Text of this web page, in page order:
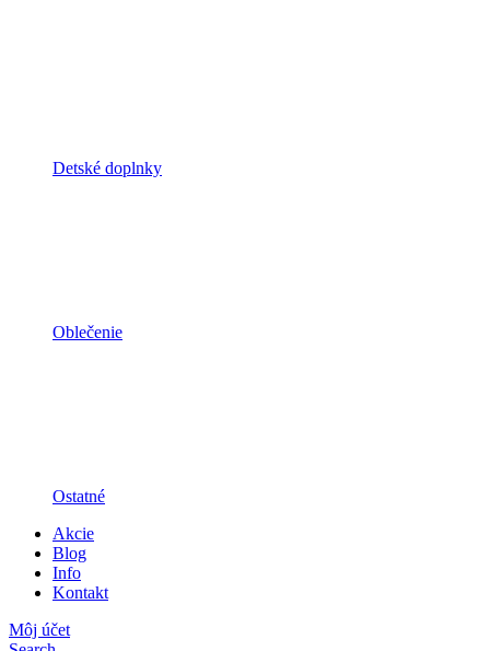
Detské doplnky
Oblečenie
Ostatné
Akcie
Blog
Info
Kontakt
Môj účet